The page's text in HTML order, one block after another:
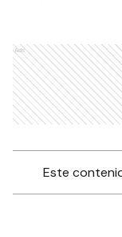
Ads
Este